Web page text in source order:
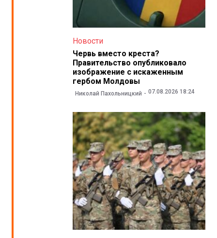
Новости
Червь вместо креста?
Правительство опубликовало
изображение с искаженным
гербом Молдовы
Николай Пахольницкий 07.08.2026 18:24